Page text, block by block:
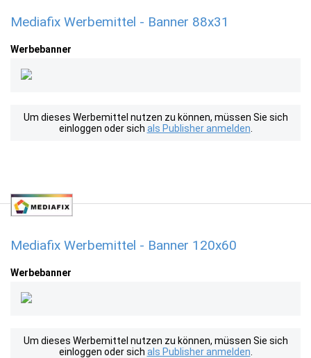
Mediafix Werbemittel - Banner 88x31
Werbebanner
Um dieses Werbemittel nutzen zu können, müssen Sie sich
einloggen oder sich als Publisher anmelden
Mediafix Werbemittel - Banner 120x60
Werbebanner
Um dieses Werbemittel nutzen zu können, müssen Sie sich
einloggen oder sich als Publisher anmelden